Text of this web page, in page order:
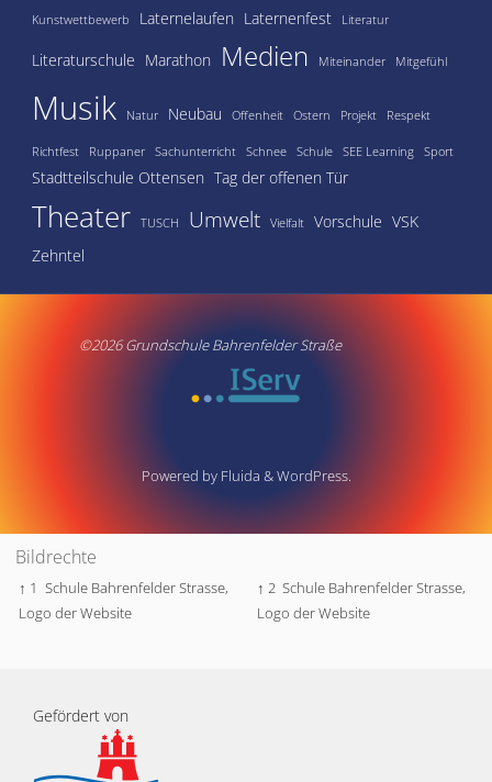
Kunstwettbewerb Laternelaufen Laternenfest Literatur
Literaturschule Marathon Medien Miteinander Mitgefühl
Musik Natur Neubau Offenheit Ostern Projekt Respekt
Richtfest Ruppaner Sachunterricht Schnee Schule SEE Learning Sport
Stadtteilschule Ottensen Tag der offenen Tür
Theater TUSCH Umwelt Vielfalt Vorschule VSK
Zehntel
©2026 Grundschule Bahrenfelder Straße
Powered byFluida &WordPress.
Bildrechte
↑ 1 Schule Bahrenfelder Strasse,
Logo der Website
↑ 2 Schule Bahrenfelder Strasse,
Logo der Website
Gefördert von